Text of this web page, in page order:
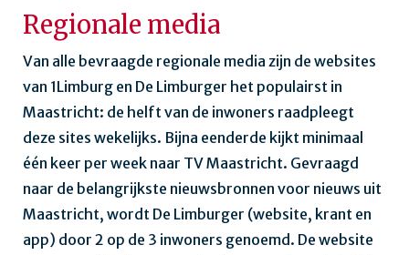
Regionale media
Van alle bevraagde regionale media zijn de websites
van 1Limburg en De Limburger het populairst in
Maastricht: de helft van de inwoners raadpleegt
deze sites wekelijks. Bijna eenderde kijkt minimaal
één keer per week naar TV Maastricht. Gevraagd
naar de belangrijkste nieuwsbronnen voor nieuws uit
Maastricht, wordt De Limburger (website, krant en
app) door 2 op de 3 inwoners genoemd. De website